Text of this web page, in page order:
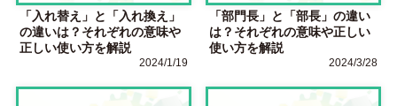
「入れ替え」と「入れ換え」
の違いは？それぞれの意味や
正しい使い方を解説
2024/1/19
「部門長」と「部長」の違い
は？それぞれの意味や正しい
使い方を解説
2024/3/28